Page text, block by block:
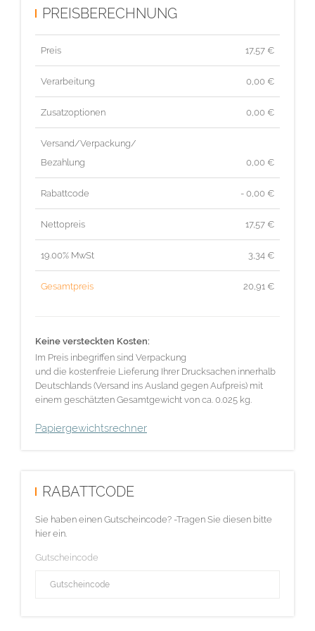
PREISBERECHNUNG
Preis 17,57 €
Verarbeitung 0,00 €
Zusatzoptionen 0,00 €
Versand/Verpackung/
Bezahlung
0,00 €
Rabattcode - 0,00 €
Nettopreis 17,57 €
19.00% MwSt 3,34 €
Gesamtpreis 20,91 €
Keine versteckten Kosten:
Im Preis inbegriffen sind Verpackung
und die kostenfreie Lieferung Ihrer Drucksachen innerhalb
Deutschlands (Versand ins Ausland gegen Aufpreis) mit
einem geschätzten Gesamtgewicht von ca. 0.025 kg.
Papiergewichtsrechner
RABATTCODE
Sie haben einen Gutscheincode? -Tragen Sie diesen bitte
hier ein.
Gutscheincode